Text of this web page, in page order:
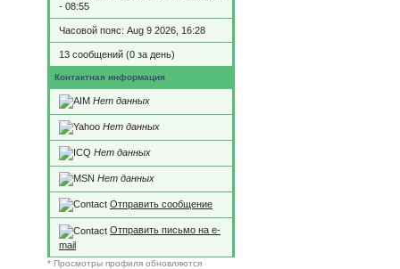
- 08:55
Часовой пояс: Aug 9 2026, 16:28
13 сообщений (0 за день)
Контактная информация
Нет данных
Нет данных
Нет данных
Нет данных
Отправить сообщение
Отправить письмо на e-
mail
* Просмотры профиля обновляются